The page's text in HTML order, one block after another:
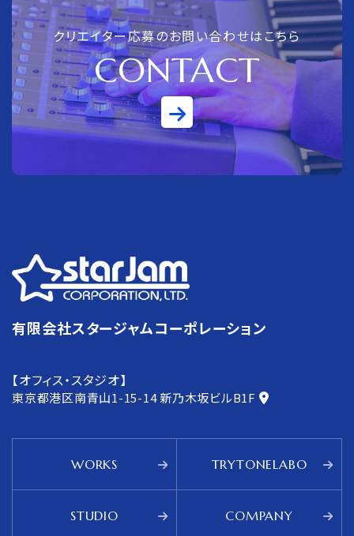
クリエイター応募のお問い合わせはこちら
CONTACT
有限会社スタージャムコーポレーション
【オフィス・スタジオ】
東京都港区南青山1-15-14新乃木坂ビルB1F
WORKS TRYTONELABO
STUDIO COMPANY